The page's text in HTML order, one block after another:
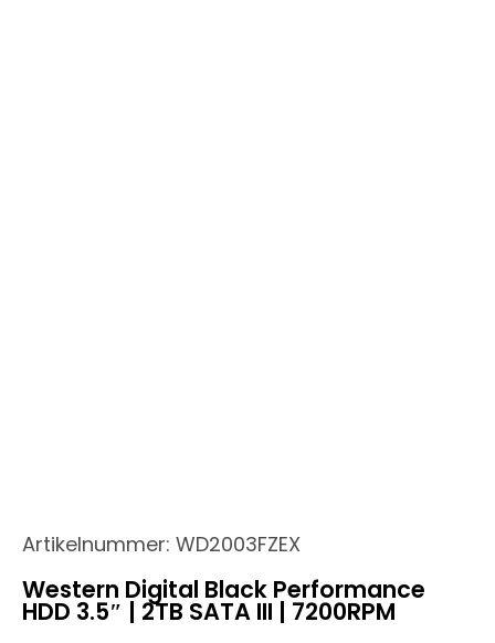
Artikelnummer: WD2003FZEX
Western Digital Black Performance
HDD 3.5″ | 2TB SATA III | 7200RPM